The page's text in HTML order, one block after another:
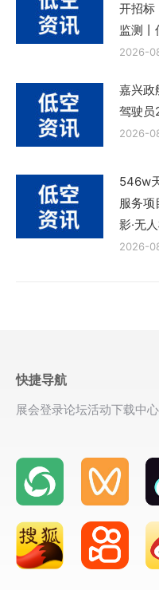
开招标
监测丨
2026-
嘉兴政
驾驶员
2026-
546w
服务项
影·无
2026-
快捷导航
展会登录论坛活动下载中心